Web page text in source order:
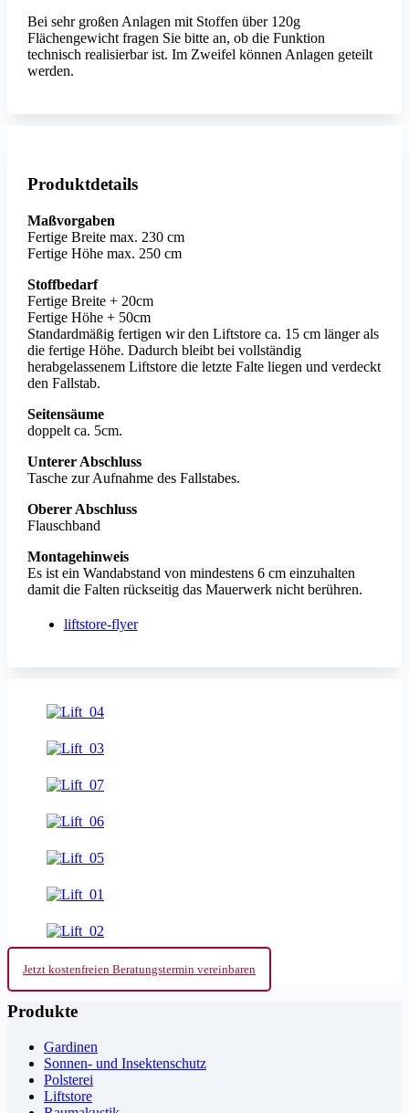
Bei sehr großen Anlagen mit Stoffen über 120g
Flächengewicht fragen Sie bitte an, ob die Funktion
technisch realisierbar ist. Im Zweifel können Anlagen geteilt
werden.
Produktdetails
Maßvorgaben
Fertige Breite max. 230 cm
Fertige Höhe max. 250 cm
Stoffbedarf
Fertige Breite + 20cm
Fertige Höhe + 50cm
Standardmäßig fertigen wir den Liftstore ca. 15 cm länger als
die fertige Höhe. Dadurch bleibt bei vollständig
herabgelassenem Liftstore die letzte Falte liegen und verdeckt
den Fallstab.
Seitensäume
doppelt ca. 5cm.
Unterer Abschluss
Tasche zur Aufnahme des Fallstabes.
Oberer Abschluss
Flauschband
Montagehinweis
Es ist ein Wandabstand von mindestens 6 cm einzuhalten
damit die Falten rückseitig das Mauerwerk nicht berühren.
liftstore-flyer
Jetzt kostenfreien Beratungstermin vereinbaren
Produkte
Gardinen
Sonnen- und Insektenschutz
Polsterei
Liftstore